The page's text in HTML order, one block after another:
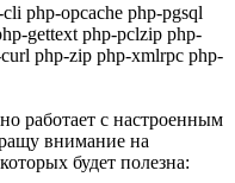
php-opcache php-pgsql
gettext php-pclzip php-
php-zip php-xmlrpc php-
работает с настроенным
внимание на
будет полезна: